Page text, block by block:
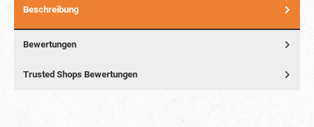
Beschreibung
Bewertungen
Trusted Shops Bewertungen